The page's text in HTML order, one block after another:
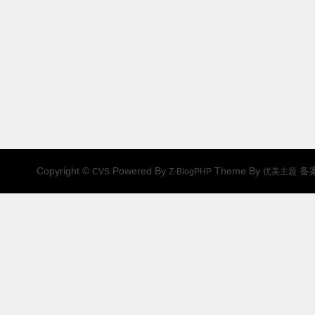
Copyright © CVS Powered By Z-BlogPHP Theme By 优美主题 备